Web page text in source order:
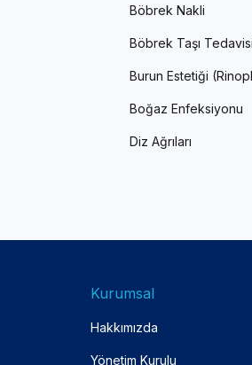
Böbrek Nakli
Böbrek Taşı Tedavisi
Burun Estetiği
Boğaz Enfeksiyonu
Diz Ağrıları
Kurumsal
Hakkımızda
Yönetim Kurulu